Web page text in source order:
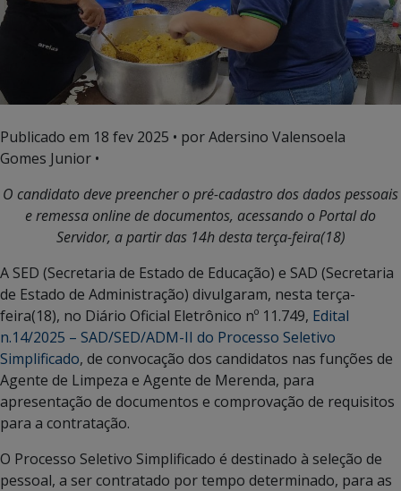
Publicado em 18 fev 2025 • por Adersino Valensoela
Gomes Junior •
O candidato deve preencher o pré-cadastro dos dados pessoais
e remessa online de documentos, acessando o Portal do
Servidor, a partir das 14h desta terça-feira(18)
A SED (Secretaria de Estado de Educação) e SAD (Secretaria
de Estado de Administração) divulgaram, nesta terça-
feira(18), no Diário Oficial Eletrônico nº 11.749, Edital
n.14/2025 – SAD/SED/ADM-II do Processo Seletivo
Simplificado, de convocação dos candidatos nas funções de
Agente de Limpeza e Agente de Merenda, para
apresentação de documentos e comprovação de requisitos
para a contratação.
O Processo Seletivo Simplificado é destinado à seleção de
pessoal, a ser contratado por tempo determinado, para as